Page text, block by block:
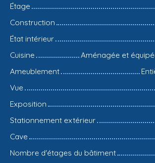
Étage
Construction
État intérieur
Cuisine
Aménagée et
Ameublement
Vue
Exposition
Stationnement extérieur
Cave
Nombre d'étages du bâtiment